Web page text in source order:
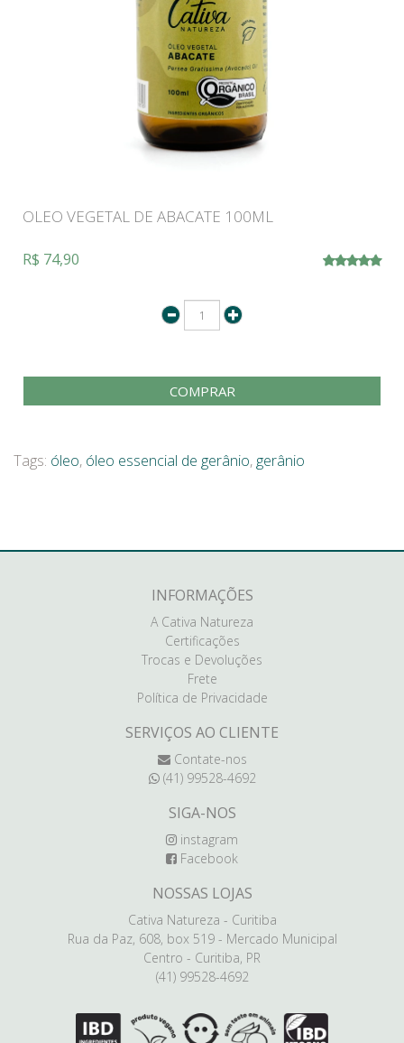
OLEO VEGETAL DE ABACATE 100ML
R$ 74,90
COMPRAR
Tags: óleo, óleo essencial de gerânio, gerânio
INFORMAÇÕES
A Cativa Natureza
Certificações
Trocas e Devoluções
Frete
Política de Privacidade
SERVIÇOS AO CLIENTE
Contate-nos
(41) 99528-4692
SIGA-NOS
instagram
Facebook
NOSSAS LOJAS
Cativa Natureza - Curitiba
Rua da Paz, 608, box 519 - Mercado Municipal
Centro - Curitiba, PR
(41) 99528-4692